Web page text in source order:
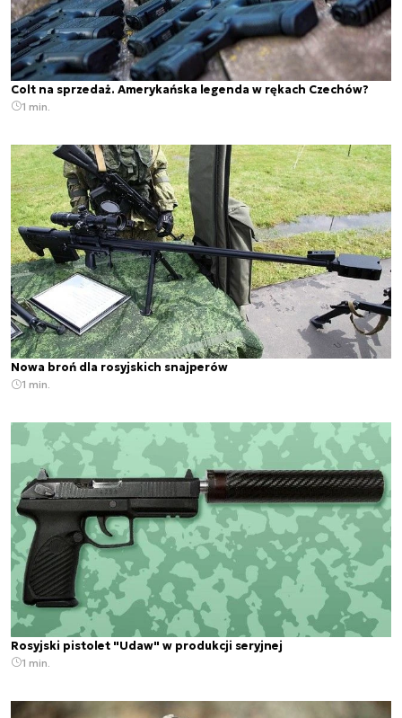
Colt na sprzedaż. Amerykańska legenda w rękach Czechów?
1 min.
Nowa broń dla rosyjskich snajperów
1 min.
Rosyjski pistolet "Udaw" w produkcji seryjnej
1 min.